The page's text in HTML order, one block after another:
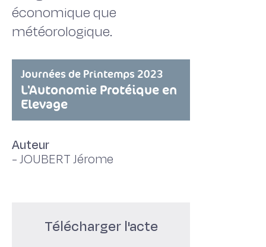
économique que
météorologique.
Journées de Printemps 2023
L'Autonomie Protéique en
Elevage
Auteur
-JOUBERT Jérome
Télécharger l'acte